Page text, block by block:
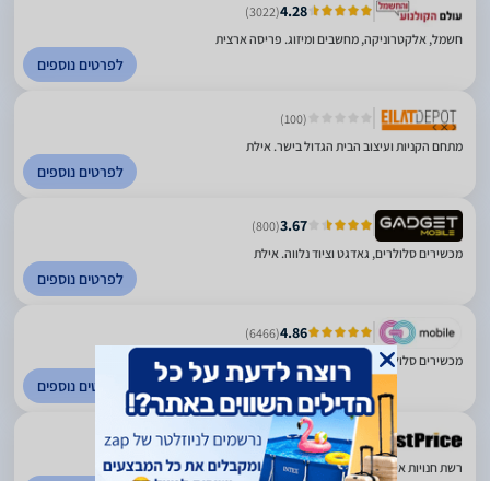
4.28
(3022)
חשמל, אלקטרוניקה, מחשבים ומיזוג. פריסה ארצית
לפרטים נוספים
(100)
מתחם הקניות ועיצוב הבית הגדול בישר. אילת
לפרטים נוספים
3.67
(800)
מכשירים סלולרים, גאדגט וציוד נלווה. אילת
לפרטים נוספים
4.86
(6466)
מכשירים סלולרים וציוד נלווה. פריסה ארצית
לפרטים נוספים
רשת חנויות אינטרנט. פריסה ארצית